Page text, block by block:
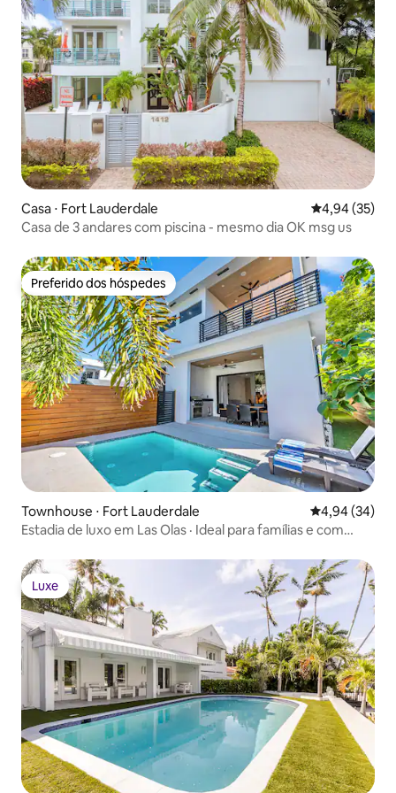
Casa ⋅ Fort Lauderdale 4,94 de uma
4,94 (35)
Casa de 3 andares com piscina - mesmo dia OK msg us
Preferido dos hóspedes
Preferido dos hóspedes
Townhouse ⋅ Fort Lauderdale 4,94 de uma
4,94 (34)
Estadia de luxo em Las Olas · Ideal para famílias e com
Luxe
Luxe